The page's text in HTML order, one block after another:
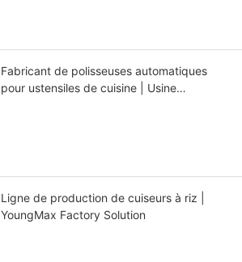
Fabricant de polisseuses automatiques
pour ustensiles de cuisine | Usine
Ligne de production de cuiseurs à riz |
YoungMax Factory Solution